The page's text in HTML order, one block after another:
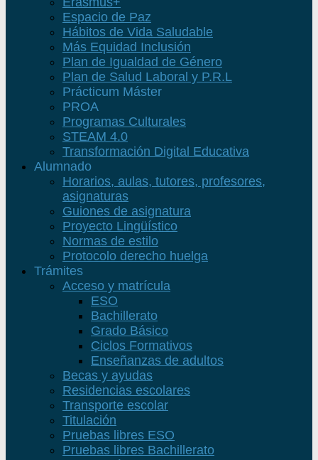
Espacio de Paz
Hábitos de Vida Saludable
Más Equidad Inclusión
Plan de Igualdad de Género
Plan de Salud Laboral y P.R.L
Prácticum Máster
PROA
Programas Culturales
STEAM 4.0
Transformación Digital Educativa
Alumnado
Horarios, aulas, tutores, profesores,
asignaturas
Guiones de asignatura
Proyecto Lingüístico
Normas de estilo
Protocolo derecho huelga
Trámites
Acceso y matrícula
ESO
Bachillerato
Grado Básico
Ciclos Formativos
Enseñanzas de adultos
Becas y ayudas
Residencias escolares
Transporte escolar
Titulación
Pruebas libres ESO
Pruebas libres Bachillerato